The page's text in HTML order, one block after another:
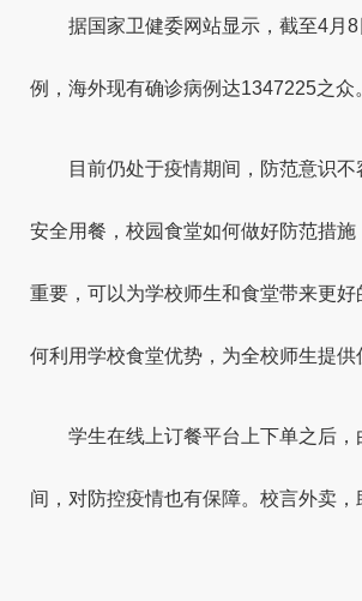
据国家卫健委网站显示，截至4月
例，海外现有确诊病例达1347225之
目前仍处于疫情期间，防范意识
安全用餐，校园食堂如何做好防范措
重要，可以为学校师生和食堂带来更
何利用学校食堂优势，为全校师生提
学生在线上订餐平台上下单之后
间，对防控疫情也有保障。校言外卖